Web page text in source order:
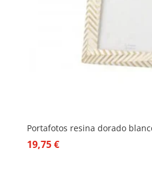
Portafotos resina dorado
19,75€